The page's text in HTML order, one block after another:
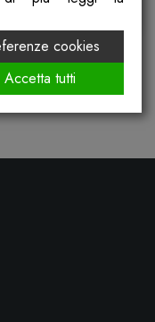
cookies
Accetta tutti